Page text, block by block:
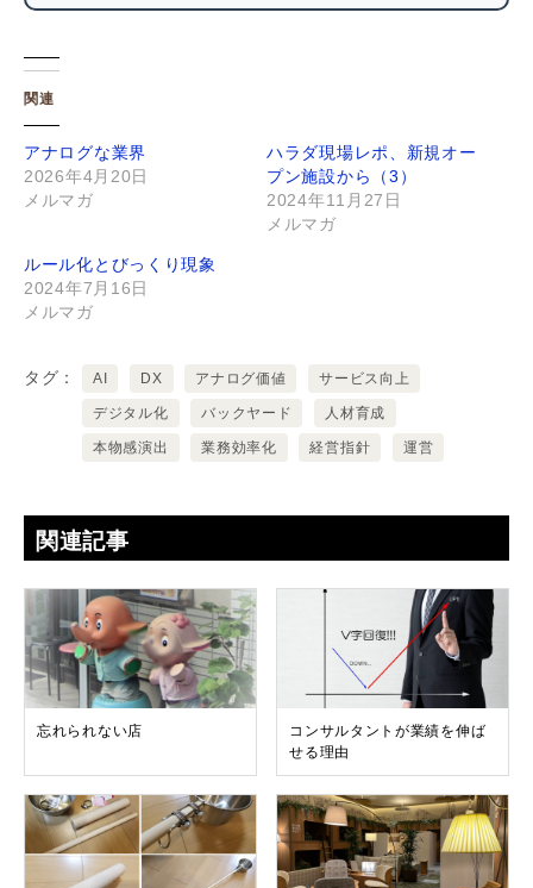
関連
アナログな業界
2026年4月20日
メルマガ
ハラダ現場レポ、新規オー
プン施設から（3）
2024年11月27日
メルマガ
ルール化とびっくり現象
2024年7月16日
メルマガ
タグ AI DX アナログ価値 サービス向上
デジタル化 バックヤード 人材育成
本物感演出 業務効率化 経営指針 運営
関連記事
忘れられない店
コンサルタントが業績を伸ば
せる理由